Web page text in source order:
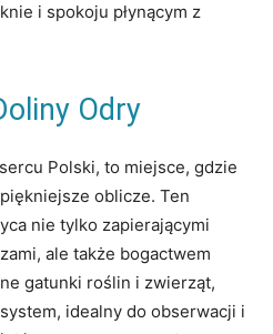
i spokoju płynącym z
Odry
Polski, ⁤to miejsce, gdzie
oblicze.⁢ Ten
nie tylko⁢ zapierającymi
ale także bogactwem‍
gatunki roślin i zwierząt,⁤
idealny⁣ do obserwacji⁤ i‍